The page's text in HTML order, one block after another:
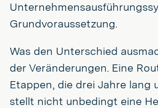
Grundvoraussetzung.
Was den Unterschied
der Veränderungen. Eine
Etappen, die drei Jahre lang
stellt nicht unbedingt eine